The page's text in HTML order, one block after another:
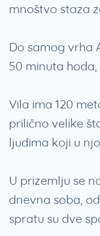
mnoštvo staza
Do samog vrha
50 minuta hoda,
Vila ima 120
prilično velike
ljudima koji u
U prizemlju se
dnevna soba,
spratu su dve